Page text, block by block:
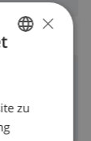
×
zu